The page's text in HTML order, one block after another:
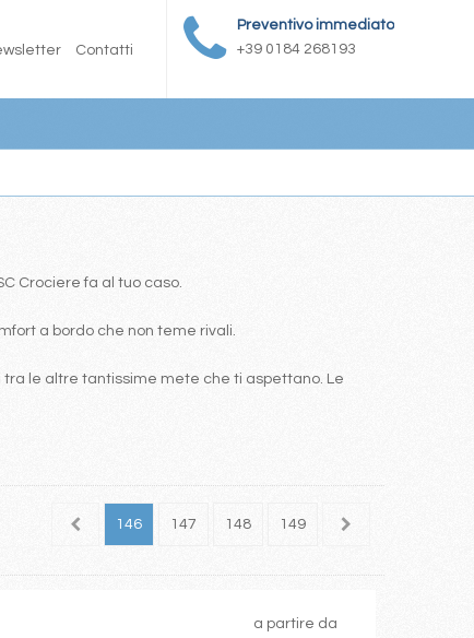
Preventivo immediato
+39 0184 268193
Contatti
Crociere fa al tuo caso.
a bordo che non teme rivali.
le altre tantissime mete che ti aspettano. Le
145 146 147 148 149 150
a partire da